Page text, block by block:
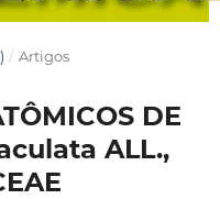
/ Artigos
DE
ALL.,